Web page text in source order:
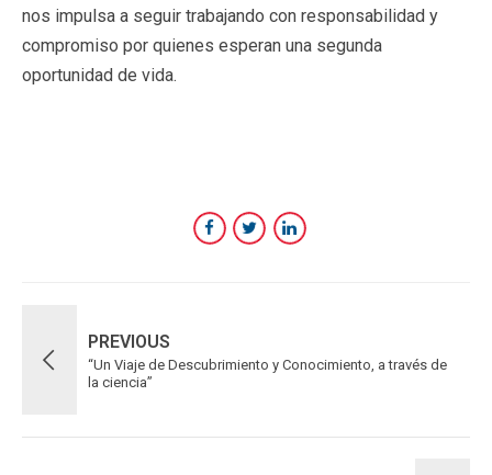
nos impulsa a seguir trabajando con responsabilidad y
compromiso por quienes esperan una segunda
oportunidad de vida.
PREVIOUS
“Un Viaje de Descubrimiento y Conocimiento, a través de
la ciencia”